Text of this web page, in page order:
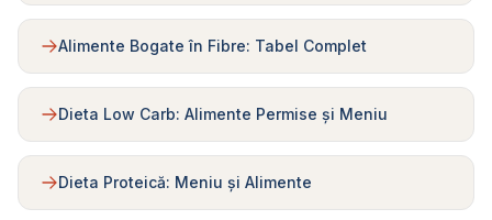
Alimente Bogate în Fibre: Tabel Complet
Dieta Low Carb: Alimente Permise și Meniu
Dieta Proteică: Meniu și Alimente